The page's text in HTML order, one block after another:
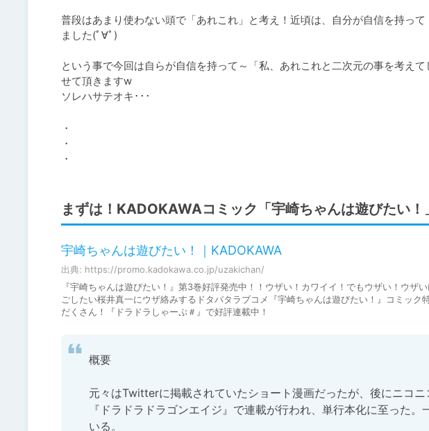
普段はあまり使わない頭で「あれこれ」と考え！近頃は、自分が自信を持っ
ました(ﾟ∀ﾟ)
という事で今回は自らが自信を持って～「私、あれこれと二次元の事を考え
せて頂きますw
ソレハサテオキ･･･
・
・
まずは！KADOKAWAコミック「宇崎ちゃんは遊びたい！
宇崎ちゃんは遊びたい！｜KADOKAWA
出典: https://promo.kadokawa.co.jp/uzakichan/
『宇崎ちゃんは遊びたい！』第3巻好評発売中！！ウザい！カワイイ！でもウザい！ウザ
ごしたい桜井真一にウザ絡みするドタバタラブコメ『宇崎ちゃんは遊びたい！』コミック
だくさん！『ドラドラしゃーぷ＃』で好評連載中！
概要
元々はTwitterに掲載されていたショート漫画だったが、後にニコ
『ドラドラドラゴンエイジ』で連載が行われ、単行本化に至った
いる。